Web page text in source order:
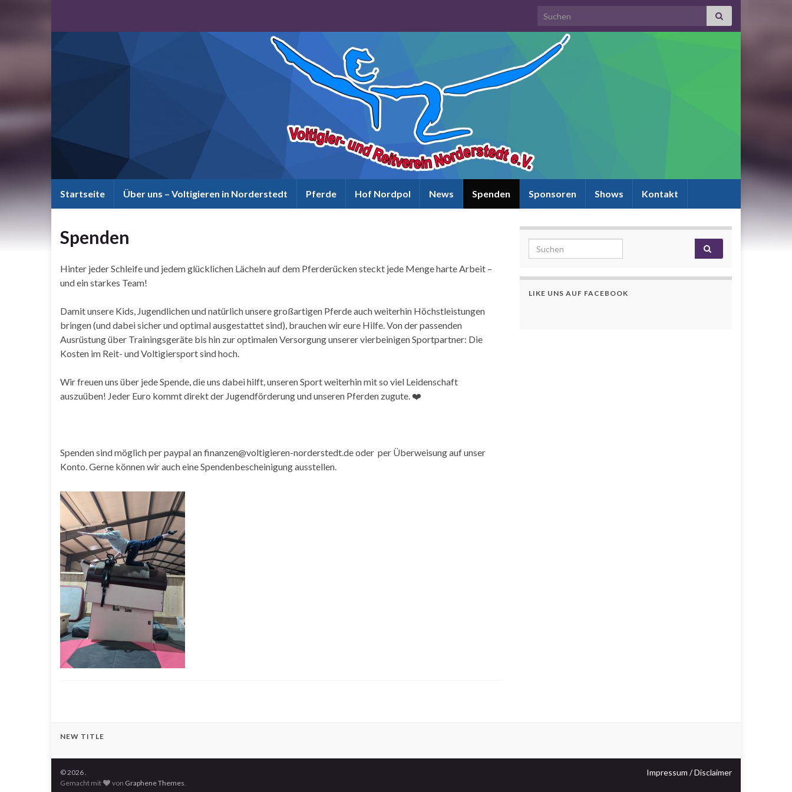
Search for:
Startseite Über uns – Voltigieren in Norderstedt Pferde Hof Nordpol News Spenden Sponsoren Shows Kontakt
Spenden
Hinter jeder Schleife und jedem glücklichen Lächeln auf dem Pferderücken steckt jede Menge harte Arbeit –
und ein starkes Team!
Damit unsere Kids, Jugendlichen und natürlich unsere großartigen Pferde auch weiterhin Höchstleistungen
bringen (und dabei sicher und optimal ausgestattet sind), brauchen wir eure Hilfe. Von der passenden
Ausrüstung über Trainingsgeräte bis hin zur optimalen Versorgung unserer vierbeinigen Sportpartner: Die
Kosten im Reit- und Voltigiersport sind hoch.
Wir freuen uns über jede Spende, die uns dabei hilft, unseren Sport weiterhin mit so viel Leidenschaft
auszuüben! Jeder Euro kommt direkt der Jugendförderung und unseren Pferden zugute. ❤️
Spenden sind möglich per paypal an finanzen@voltigieren-norderstedt.de oder per Überweisung auf unser
Konto. Gerne können wir auch eine Spendenbescheinigung ausstellen.
Search for:
LIKE UNS AUF FACEBOOK
NEW TITLE
Impressum / Disclaimer
© 2026 .
Gemacht mit
von Graphene Themes.